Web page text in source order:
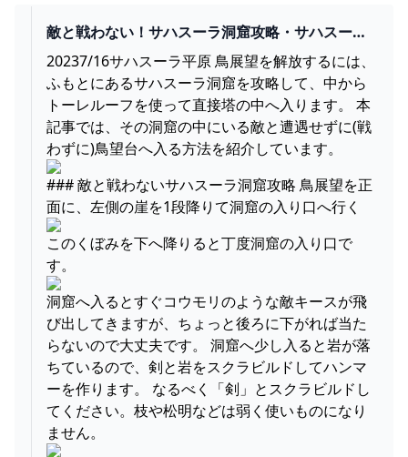
敵と戦わない！サハスーラ洞窟攻略・サハスーラ
平原鳥望台の解放【ゼルダの伝説 ティアーズオブ
ザキングダム】 – ぶこもり
20237/16サハスーラ平原 鳥展望を解放するには、
ふもとにあるサハスーラ洞窟を攻略して、中から
トーレルーフを使って直接塔の中へ入ります。 本
記事では、その洞窟の中にいる敵と遭遇せずに(戦
わずに)鳥望台へ入る方法を紹介しています。
### 敵と戦わないサハスーラ洞窟攻略 鳥展望を正
面に、左側の崖を1段降りて洞窟の入り口へ行く
このくぼみを下へ降りると丁度洞窟の入り口で
す。
洞窟へ入るとすぐコウモリのような敵キースが飛
び出してきますが、ちょっと後ろに下がれば当た
らないので大丈夫です。 洞窟へ少し入ると岩が落
ちているので、剣と岩をスクラビルドしてハンマ
ーを作ります。 なるべく「剣」とスクラビルドし
てください。枝や松明などは弱く使いものになり
ません。